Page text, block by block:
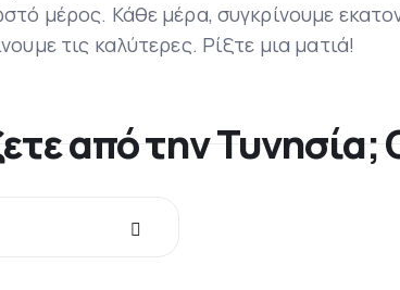
μέρος. Κάθε μέρα, συγκρίνουμε
τις καλύτερες. Ρίξτε μια ματιά!
από την Τυνησία;